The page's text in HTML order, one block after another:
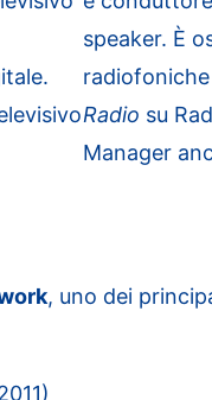
speaker. È
Radio su
Manager
, uno dei